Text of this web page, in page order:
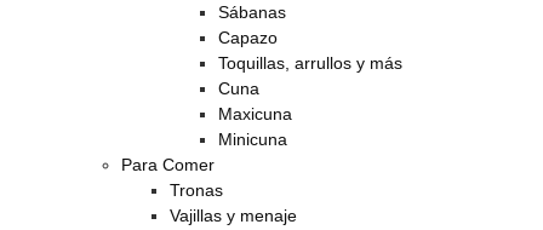
Sábanas
Capazo
Toquillas, arrullos y más
Cuna
Maxicuna
Minicuna
Para Comer
Tronas
Vajillas y menaje